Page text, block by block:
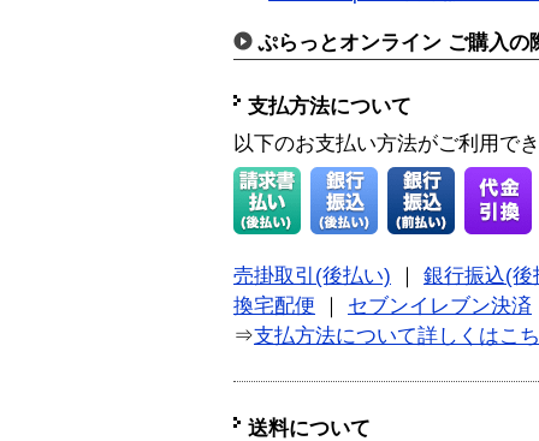
ぷらっとオンライン ご購入の
支払方法について
以下のお支払い方法がご利用で
売掛取引(後払い) ｜ 銀行振込(後
換宅配便 ｜ セブンイレブン決済
⇒支払方法について詳しくはこ
送料について